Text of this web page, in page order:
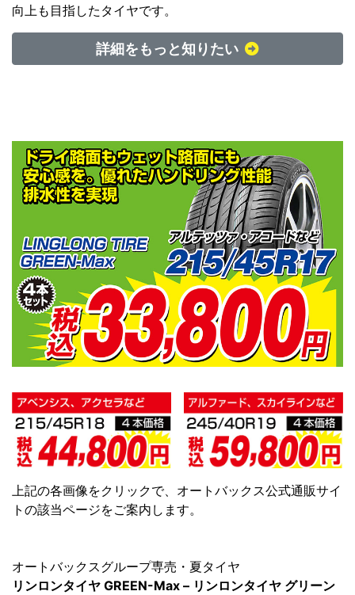
向上も目指したタイヤです。
詳細をもっと知りたい
上記の各画像をクリックで、オートバックス公式通販サイ
トの該当ページをご案内します。
オートバックスグループ専売・夏タイヤ
リンロンタイヤ GREEN-Max – リンロンタイヤ グリーン